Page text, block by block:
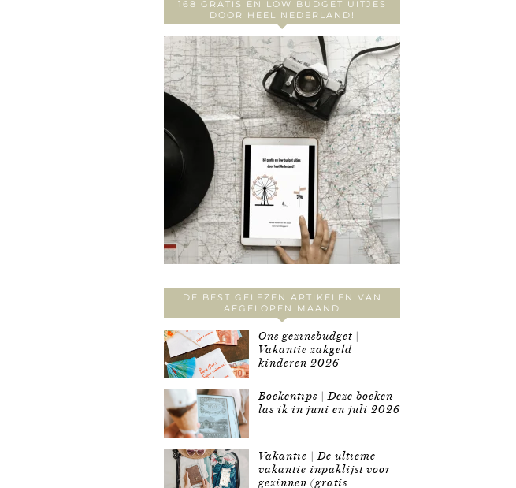
168 GRATIS EN LOW BUDGET UITJES
DOOR HEEL NEDERLAND!
DE BEST GELEZEN ARTIKELEN VAN
AFGELOPEN MAAND
Ons gezinsbudget |
Vakantie zakgeld
kinderen 2026
Boekentips | Deze boeken
las ik in juni en juli 2026
Vakantie | De ultieme
vakantie inpaklijst voor
gezinnen (gratis